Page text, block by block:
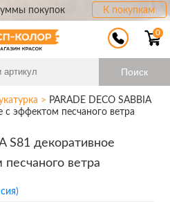
покупок К покупкам
Поиск
0
> PARADE DECO SABBIA
с эффектом песчаного ветра
S81 декоративное
ветра